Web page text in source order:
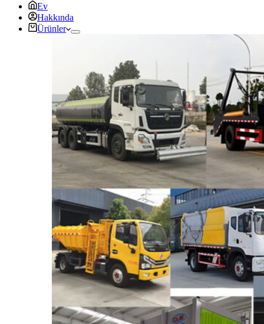
Ev
Hakkında
Ürünler